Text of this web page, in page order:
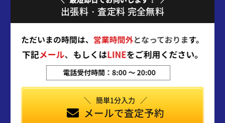
出張料・査定料 完全無料
簡単1分入力
メールで査定予約